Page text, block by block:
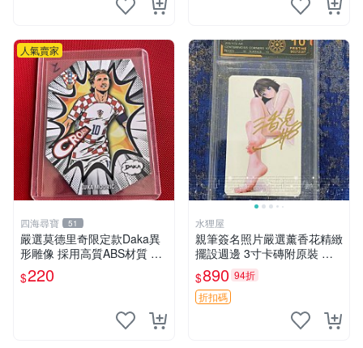
人氣賣家
四海尋寶 51
嚴選莫德里奇限定款Daka異
形雕像 採用高質ABS材質 聲
光動力顯示 適合收藏家 國際
足壇巨星 異形造型 限量版 A
$220
水狸屋
親筆簽名照片嚴選薰香花精緻
擺設週邊 3寸卡磚附原裝 薰
香花 精緻擺設 筆記本周邊
$890 94折
折扣碼